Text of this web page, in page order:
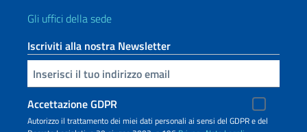
Gli uffici della sede
Iscriviti alla nostra Newsletter
Inserisci la tua email
Accettazione GDPR
Autorizzo il trattamento dei miei dati personali ai sensi del GDPR e del